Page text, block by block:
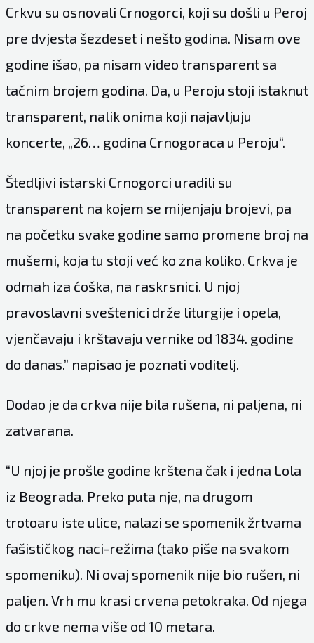
Crkvu su osnovali Crnogorci, koji su došli u Peroj
pre dvjesta šezdeset i nešto godina. Nisam ove
godine išao, pa nisam video transparent sa
tačnim brojem godina. Da, u Peroju stoji istaknut
transparent, nalik onima koji najavljuju
koncerte, „26… godina Crnogoraca u Peroju“.
Štedljivi istarski Crnogorci uradili su
transparent na kojem se mijenjaju brojevi, pa
na početku svake godine samo promene broj na
mušemi, koja tu stoji već ko zna koliko. Crkva je
odmah iza ćoška, na raskrsnici. U njoj
pravoslavni sveštenici drže liturgije i opela,
vjenčavaju i krštavaju vernike od 1834. godine
do danas.” napisao je poznati voditelj.
Dodao je da crkva nije bila rušena, ni paljena, ni
zatvarana.
“U njoj je prošle godine krštena čak i jedna Lola
iz Beograda. Preko puta nje, na drugom
trotoaru iste ulice, nalazi se spomenik žrtvama
fašističkog naci-režima (tako piše na svakom
spomeniku). Ni ovaj spomenik nije bio rušen, ni
paljen. Vrh mu krasi crvena petokraka. Od njega
do crkve nema više od 10 metara.